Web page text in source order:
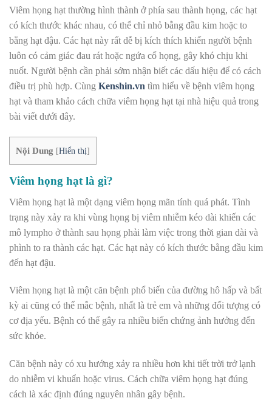
Viêm họng hạt thường hình thành ở phía sau thành họng, các hạt
có kích thước khác nhau, có thể chỉ nhỏ bằng đầu kim hoặc to
bằng hạt đậu. Các hạt này rất dễ bị kích thích khiến người bệnh
luôn có cảm giác đau rát hoặc ngứa cổ họng, gây khó chịu khi
nuốt. Người bệnh cần phải sớm nhận biết các dấu hiệu để có cách
điều trị phù hợp. Cùng Kenshin.vn tìm hiểu về bệnh viêm họng
hạt và tham khảo cách chữa viêm họng hạt tại nhà hiệu quả trong
bài viết dưới đây.
Nội Dung [Hiển thị]
Viêm họng hạt là gì?
Viêm họng hạt là một dạng viêm họng mãn tính quá phát. Tình
trạng này xảy ra khi vùng họng bị viêm nhiễm kéo dài khiến các
mô lympho ở thành sau họng phải làm việc trong thời gian dài và
phình to ra thành các hạt. Các hạt này có kích thước bằng đầu kim
đến hạt đậu.
Viêm họng hạt là một căn bệnh phổ biến của đường hô hấp và bất
kỳ ai cũng có thể mắc bệnh, nhất là trẻ em và những đối tượng có
cơ địa yếu. Bệnh có thể gây ra nhiều biến chứng ảnh hưởng đến
sức khỏe.
Căn bệnh này có xu hướng xảy ra nhiều hơn khi tiết trời trở lạnh
do nhiễm vi khuẩn hoặc virus. Cách chữa viêm họng hạt đúng
cách là xác định đúng nguyên nhân gây bệnh.